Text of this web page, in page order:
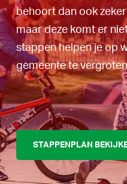
behoort dan ook
maar deze komt er
stappen helpen je op
gemeente te
STAPPENPLAN